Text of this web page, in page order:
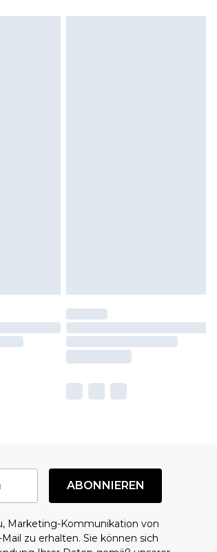
ABONNIEREN
Marketing-Kommunikation von
zu erhalten. Sie können sich